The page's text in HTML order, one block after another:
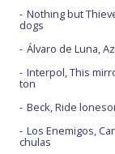
Nothing but
dogs
Álvaro de Luna,
Interpol, This
ton
Beck, Ride
Los Enemigos,
chulas